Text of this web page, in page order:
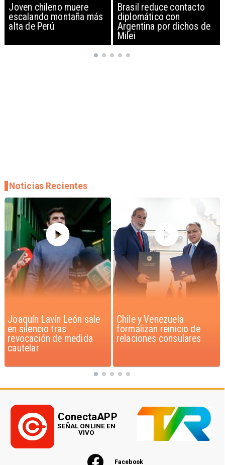
Brasil reduce contacto
diplomático con
Argentina por dichos de
China restringe
exportación de drones a
EEUU y sanciona
empresas
Chile y Venezuela
formalizan reinicio de
relaciones consulares
Feriantes rechazan
dichos de Camila Flores
sobre Fabiola Campillai
Noticias Recientes
Facebook
ConectaAPP
SEÑAL ONLINE EN
VIVO